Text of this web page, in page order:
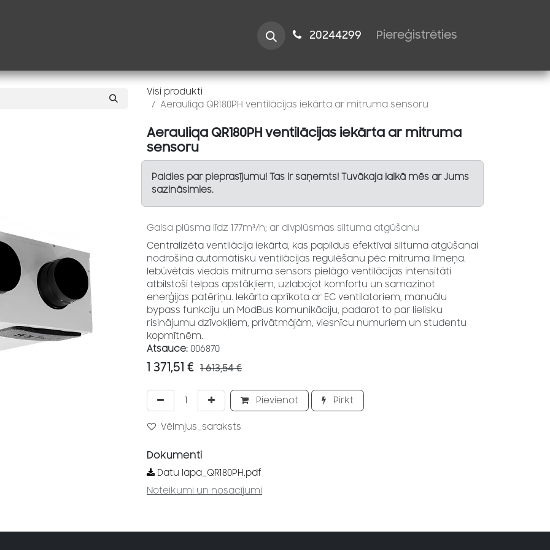
Speciālistiem 2024​​4299 Piereģistrēties
Visi produkti
Aerauliqa QR180PH ventilācijas iekārta ar mitruma sensoru
Aerauliqa QR180PH ventilācijas iekārta ar mitruma
sensoru
Paldies par pieprasījumu! Tas ir saņemts! Tuvākaja laikā mēs ar Jums
sazināsimies.
Gaisa plūsma līdz 177m³/h; ar divplūsmas siltuma atgūšanu
Centralizēta ventilācija iekārta, kas papildus efektīvai siltuma atgūšanai
nodrošina automātisku ventilācijas regulēšanu pēc mitruma līmeņa.
Iebūvētais viedais mitruma sensors pielāgo ventilācijas intensitāti
atbilstoši telpas apstākļiem, uzlabojot komfortu un samazinot
enerģijas patēriņu. Iekārta aprīkota ar EC ventilatoriem, manuālu
bypass funkciju un ModBus komunikāciju, padarot to par lielisku
risinājumu dzīvokļiem, privātmājām, viesnīcu numuriem un studentu
kopmītnēm.
Atsauce: 006870
1 371,51 € 1 613,54€
Pievienot Pirkt
Vēlmjus_saraksts
Dokumenti
Datu lapa_QR180PH.pdf
Noteikumi un nosacījumi